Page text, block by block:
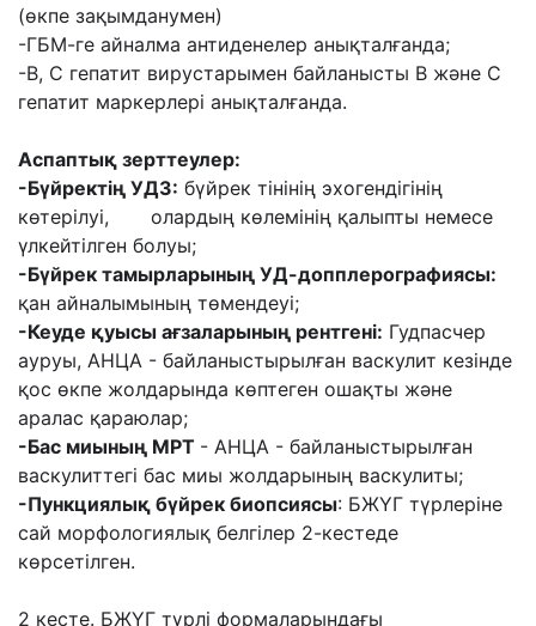
(өкпе зақымданумен)
-ГБМ-ге айналма антиденелер анықталғанда;
-В, С гепатит вирустарымен байланысты В және С
гепатит маркерлері анықталғанда.
Аспаптық зерттеулер:
-Бүйректің УДЗ: бүйрек тінінің эхогендігінің
көтерілуі, олардың көлемінің қалыпты немесе
үлкейтілген болуы;
-Бүйрек тамырларының УД-допплерографиясы:
қан айналымының төмендеуі;
-Кеуде қуысы ағзаларының рентгені: Гудпасчер
ауруы, АНЦА - байланыстырылған васкулит кезінде
қос өкпе жолдарында көптеген ошақты және
аралас қараюлар;
-Бас миының МРТ - АНЦА - байланыстырылған
васкулиттегі бас миы жолдарының васкулиты;
-Пункциялық бүйрек биопсиясы: БЖҮГ түрлеріне
сай морфологиялық белгілер 2-кестеде
көрсетілген.
2 кесте. БЖҮГ түрлі формаларындағы